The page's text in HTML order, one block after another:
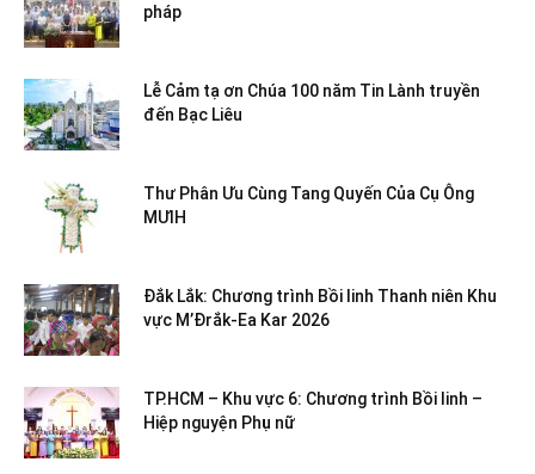
pháp
Lễ Cảm tạ ơn Chúa 100 năm Tin Lành truyền
đến Bạc Liêu
Thư Phân Ưu Cùng Tang Quyến Của Cụ Ông
MƯIH
Đắk Lắk: Chương trình Bồi linh Thanh niên Khu
vực M’Đrắk-Ea Kar 2026
TP.HCM – Khu vực 6: Chương trình Bồi linh –
Hiệp nguyện Phụ nữ